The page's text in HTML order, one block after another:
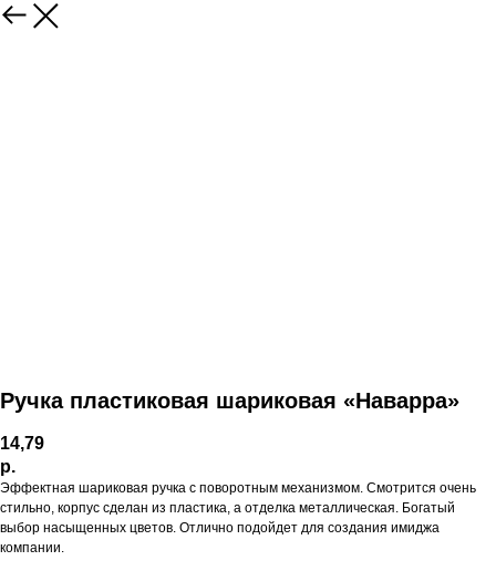
Ручка пластиковая шариковая «Наварра»
14,79
р.
Эффектная шариковая ручка с поворотным механизмом. Смотрится очень
стильно, корпус сделан из пластика, а отделка металлическая. Богатый
выбор насыщенных цветов. Отлично подойдет для создания имиджа
компании.